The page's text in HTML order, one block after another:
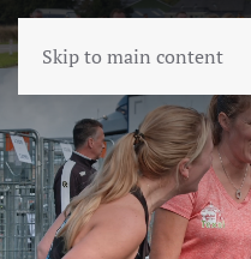
Skip to main content